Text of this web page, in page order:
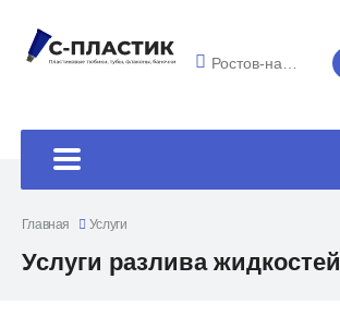
Ростов-на-Дону
Главная Услуги
Услуги разлива жидкостей